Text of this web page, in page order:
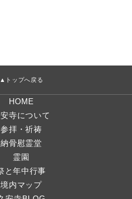
▲トップへ戻る
HOME
寺について
参拝・祈祷
納骨慰霊堂
霊園
と年中行事
境内マップ